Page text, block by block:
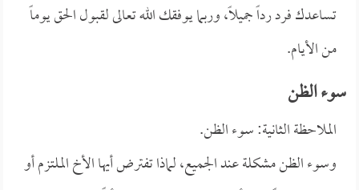
تساعدك فرد رداً جميلاً، وربما يوفقك الله تعالى لقبول الحق يوماً
من الأيام.
سوء الظن
الملاحظة الثانية: سوء الظن.
وسوء الظن مشكلة عند الجميع، لماذا تفترض أيها الأخ الملتزم أو